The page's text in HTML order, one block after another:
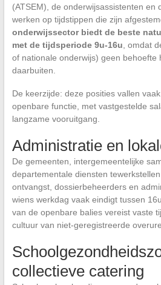
(ATSEM), de onderwijsassistenten en
werken op tijdstippen die zijn
onderwijssector biedt de beste
met de tijdsperiode 9u-16u , omdat
of nationale onderwijs) geen behoefte
daarbuiten.
De keerzijde: deze posities vallen
openbare functie, met vastgestelde
langzame vooruitgang.
Administratie en
De gemeenten, intergemeentelijke
departementale diensten
ontvangst, dossierbeheerders en
wiens werkdag vaak eindigt tussen
van de openbare balies vereist vaste
cultuur van niet-geregistreerde
collectieve catering